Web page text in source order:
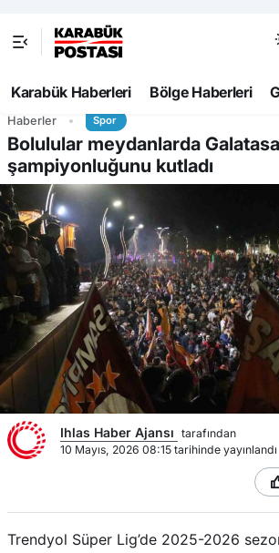
Haberler Spor
Bolulular meydanlarda
şampiyonluğunu kutladı
Ihlas Haber Ajansı tarafından
10 Mayıs, 2026 08:15 tarihinde yayınlandı
Trendyol Süper Lig’de 2025-2026